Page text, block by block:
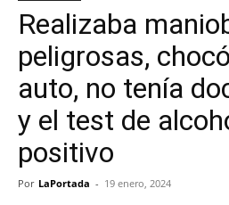
Realizaba
peligrosas,
auto, no tenía
y el test de
positivo
Por LaPortada - 19 enero, 2024